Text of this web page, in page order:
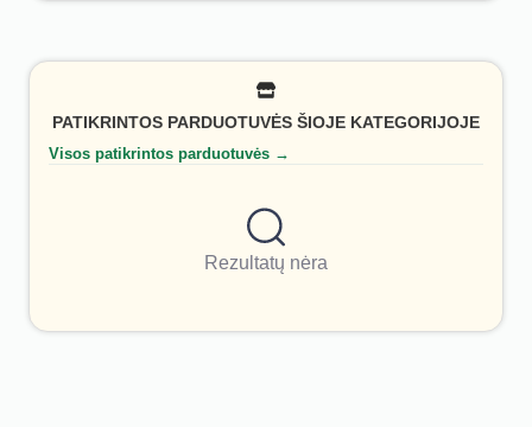
PATIKRINTOS PARDUOTUVĖS ŠIOJE KATEGORIJOJE
Visos patikrintos parduotuvės →
Rezultatų nėra